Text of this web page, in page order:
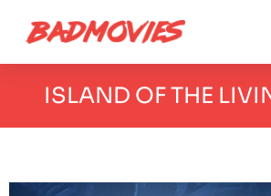
ISLAND OF THE